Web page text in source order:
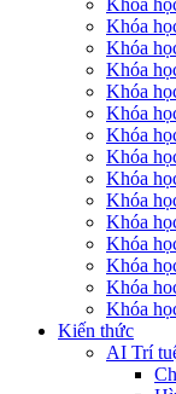
Khóa
Khóa
Khóa
Khóa
Khóa
Khóa
Khóa
Khóa
Khóa
Khóa
Khóa
Khóa
Khóa
Khóa
Khóa
Kiến thức
AI Trí